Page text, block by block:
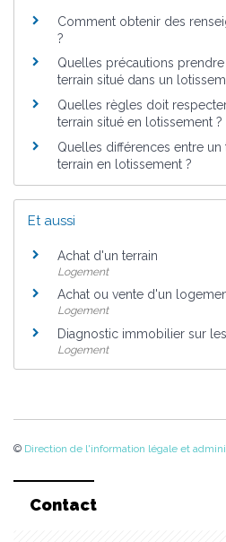
Comment obtenir des
?
Quelles précautions
terrain situé dans un
Quelles règles doit
terrain situé en lotissement ?
Quelles différences entre un
terrain en lotissement ?
Et aussi
Achat d'un terrain
Logement
Achat ou vente d'un
Logement
Diagnostic immobilier sur
Logement
© Direction de l'information légale et
Contact